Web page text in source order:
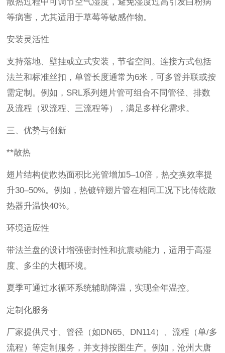
等病害，尤其适用于草莓等敏感作物。
安装灵活性
支持落地、壁挂或立式安装，节省空间。连接方式包括
法兰和标准丝扣，单管长度通常为6米，可多管并联或按
需定制。例如，SRL系列翅片管可组合不同管径、排数
及流程（双流程、三流程等），满足多样化需求。
三、优势与创新
**散热
翅片结构使散热面积比光管增加5–10倍，热交换效率提
升30–50%。例如，热镀锌翅片管在相同工况下比传统散
热器升温快40%。
环境适应性
带法兰盘的设计增强密封性和抗震动能力，适用于高湿
度、多尘的大棚环境。
夏季可通过水循环系统辅助降温，实现全年温控。
定制化服务
厂家提供尺寸、管径（如DN65、DN114）、流程（单/多
流程）等定制服务，并支持按图生产。例如，沧州大唐